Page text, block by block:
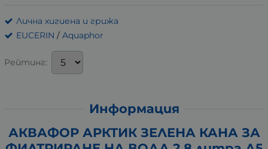
Лична хигиена и грижа
EUCERIN / Aquaphor
Рейтинг:
Информация
АКВАФОР АРКТИК ЗЕЛЕНА КАНА ЗА